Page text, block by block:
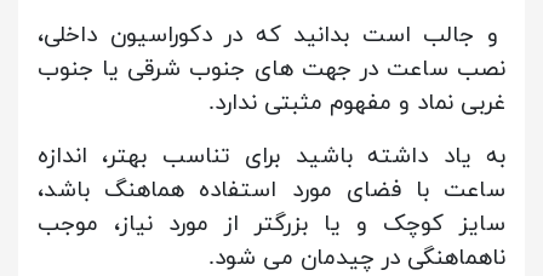
و جالب است بدانید که در دکوراسیون داخلی،
نصب ساعت در جهت های جنوب شرقی یا جنوب
غربی نماد و مفهوم مثبتی ندارد.
به یاد داشته باشید برای تناسب بهتر، اندازه
ساعت با فضای مورد استفاده هماهنگ باشد،
سایز کوچک و یا بزرگتر از مورد نیاز، موجب
ناهماهنگی در چیدمان می شود.